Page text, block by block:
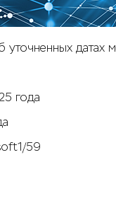
датах
года
59